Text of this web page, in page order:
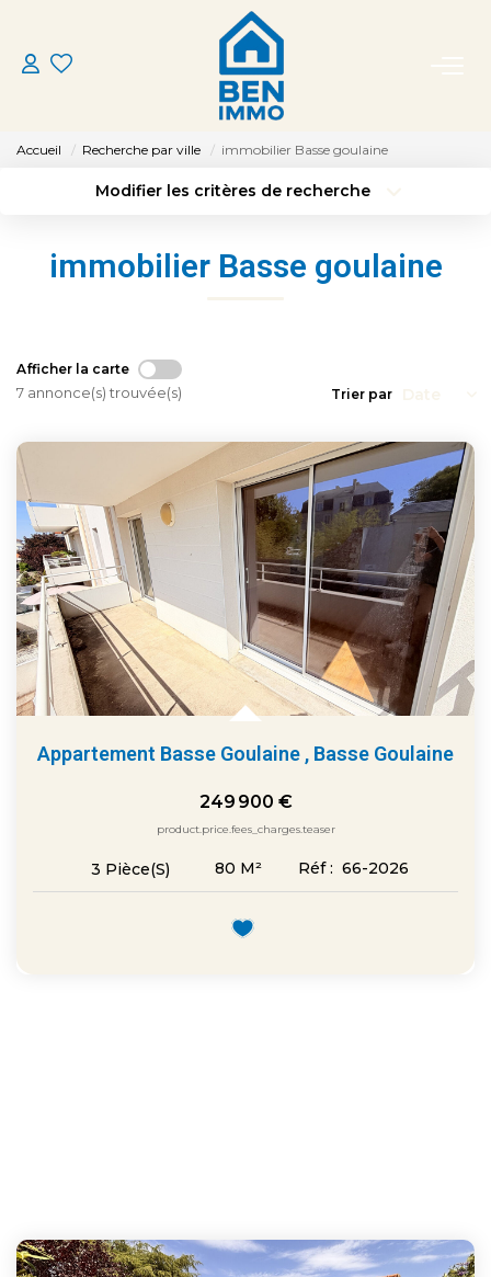
ACHETER
Accueil Recherche par ville immobilier Basse goulaine
Modifier les critères de recherche
Sélectionnez...
Type de bien
Surface min
Créer une alerte
immobilier Basse goulaine
Afficher la carte
7 annonce(s) trouvée(s) Trier par
Appartement Basse Goulaine , Basse Goulaine
249 900 €
product.price.fees_charges.teaser
3 Pièce(s) 80 M² Réf : 66-2026